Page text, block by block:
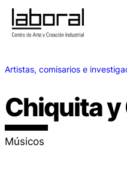
Artistas, comisarios e
Chiquita
Músicos